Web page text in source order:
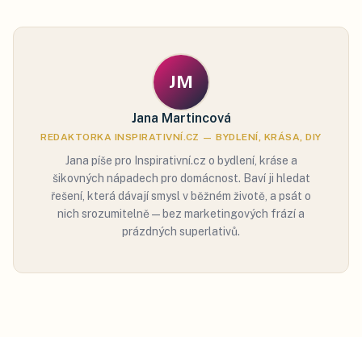
JM
Jana Martincová
REDAKTORKA INSPIRATIVNÍ.CZ — BYDLENÍ, KRÁSA, DIY
Jana píše pro Inspirativní.cz o bydlení, kráse a
šikovných nápadech pro domácnost. Baví ji hledat
řešení, která dávají smysl v běžném životě, a psát o
nich srozumitelně — bez marketingových frází a
prázdných superlativů.